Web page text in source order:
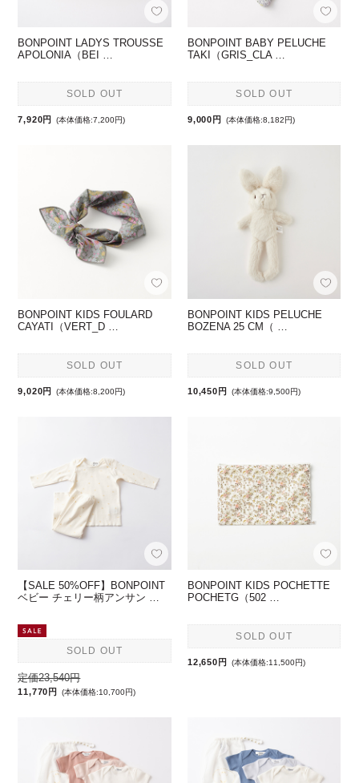
BONPOINT LADYS TROUSSE
APOLONIA（BEI …
SOLD OUT
7,920円 (本体価格:7,200円)
BONPOINT BABY PELUCHE
TAKI（GRIS_CLA …
SOLD OUT
9,000円 (本体価格:8,182円)
BONPOINT KIDS FOULARD
CAYATI（VERT_D …
SOLD OUT
9,020円 (本体価格:8,200円)
BONPOINT KIDS PELUCHE
BOZENA 25 CM（ …
SOLD OUT
10,450円 (本体価格:9,500円)
【SALE 50%OFF】BONPOINT
ベビー チェリー柄アンサン …
SOLD OUT
定価23,540円
11,770円 (本体価格:10,700円)
BONPOINT KIDS POCHETTE
POCHETG（502 …
SOLD OUT
12,650円 (本体価格:11,500円)